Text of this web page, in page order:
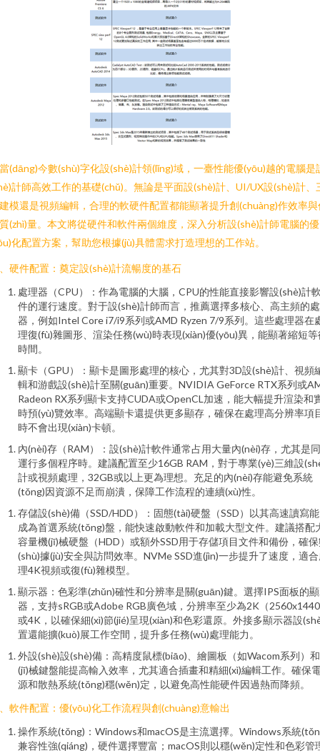
(dāng)今數(shù)字化設(shè)計領(lǐng)域，一臺性能優(yōu)越的電腦是
計師高效工作的基礎(chǔ)。無論是平面設(shè)計、UI/UX設(shè)計、
模還是視頻編輯，合理的軟硬件配置都能顯著提升創(chuàng)作效率與
(zhì)量。本文將從硬件和軟件兩個維度，深入分析設(shè)計師電腦的優
化配置方案，幫助您根據(jù)具體需求打造理想的工作站。
硬件配置：奠定設(shè)計流暢度的基石
處理器（CPU）：作為電腦的大腦，CPU的性能直接影響設(shè)計
件的運行速度。對于設(shè)計師而言，推薦選擇多核心、高主頻的
器，例如Intel Core i7/i9系列或AMD Ryzen 7/9系列。這些處理器在
理復(fù)雜圖形、渲染任務(wù)時表現(xiàn)優(yōu)異，能顯著縮短等
時間。
顯卡（GPU）：顯卡是圖形處理的核心，尤其對3D設(shè)計、視頻
輯和游戲設(shè)計至關(guān)重要。NVIDIA GeForce RTX系列或
Radeon RX系列顯卡支持CUDA或OpenCL加速，能大幅提升渲染和
時預(yù)覽效率。高端顯卡還提供更多顯存，確保在處理高分辨率項
時不會出現(xiàn)卡頓。
內(nèi)存（RAM）：設(shè)計軟件通常占用大量內(nèi)存，尤其是
運行多個程序時。建議配置至少16GB RAM，對于專業(yè)三維設
計或視頻處理，32GB或以上更為理想。充足的內(nèi)存能避免系統
(tǒng)因資源不足而崩潰，保障工作流程的連續(xù)性。
存儲設(shè)備（SSD/HDD）：固態(tài)硬盤（SSD）以其高速讀寫
成為首選系統(tǒng)盤，能快速啟動軟件和加載大型文件。建議搭配
容量機(jī)械硬盤（HDD）或額外SSD用于存儲項目文件和備份，確
(shù)據(jù)安全與訪問效率。NVMe SSD進(jìn)一步提升了速度，適
理4K視頻或復(fù)雜模型。
顯示器：色彩準(zhǔn)確性和分辨率是關(guān)鍵。選擇IPS面板的
器，支持sRGB或Adobe RGB廣色域，分辨率至少為2K（
或4K，以確保細(xì)節(jié)呈現(xiàn)和色彩還原。外接多顯示器設
置還能擴(kuò)展工作空間，提升多任務(wù)處理能力。
外設(shè)設(shè)備：高精度鼠標(biāo)、繪圖板（如Wacom系列）
(jī)械鍵盤能提高輸入效率，尤其適合插畫和精細(xì)編輯工作。確保
源和散熱系統(tǒng)穩(wěn)定，以避免高性能硬件因過熱而降頻。
軟件配置：優(yōu)化工作流程與創(chuàng)意輸出
操作系統(tǒng)：Windows和macOS是主流選擇。Windows系統
兼容性強(qiáng)，硬件選擇豐富；macOS則以穩(wěn)定性和色彩管